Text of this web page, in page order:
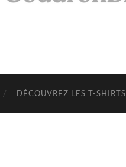
DÉCOUVREZ LES T-SHIRTS